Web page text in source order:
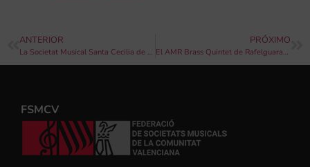
ANTERIOR
La Societat Musical Santa Cecilia de Macastre viatja a Hongria per a participar en un festival de música
PRÓXIMO
El AMR Brass Quintet de Rafelguaraf protagonitzarà el tercer concert de Bandes a la Ciutat
FSMCV